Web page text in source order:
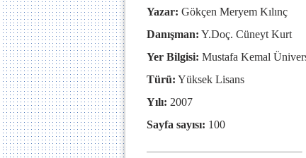
Yazar: Gökçen Meryem Kılınç
Danışman: Y.Doç. Cüneyt Kurt
Yer Bilgisi: Mustafa Kemal
Türü: Yüksek Lisans
Yılı: 2007
Sayfa sayısı: 100